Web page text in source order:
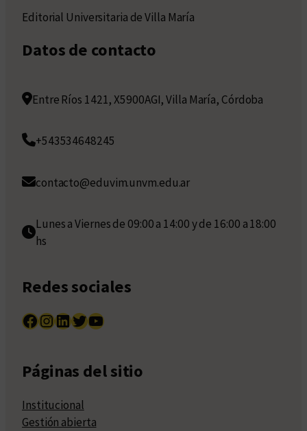
Editorial Universitaria de Villa María
Datos de contacto
Entre Ríos 1421, X5900AGI, Villa María, Córdoba
+543534648245
contacto@eduvim.unvm.edu.ar
Lunes a Viernes de 09:00 a 14:00 y de 16:00 a 18:00
hs
Redes sociales
Facebook InstagramLinkedIn Twitter YouTube
Páginas del sitio
Institucional
Gestión abierta